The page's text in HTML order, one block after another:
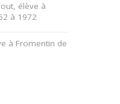
élève à
à 1972
à Fromentin de